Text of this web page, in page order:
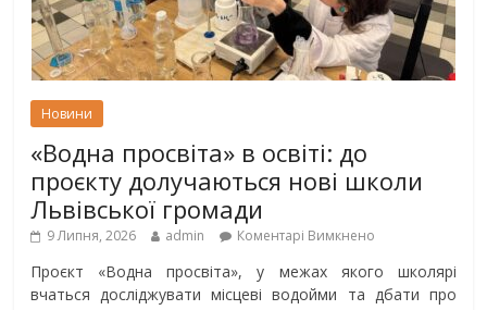
Новини
«Водна просвіта» в освіті: до
проєкту долучаються нові школи
Львівської громади
9 Липня, 2026 admin Коментарі Вимкнено
Проєкт «Водна просвіта», у межах якого школярі
вчаться досліджувати місцеві водойми та дбати про